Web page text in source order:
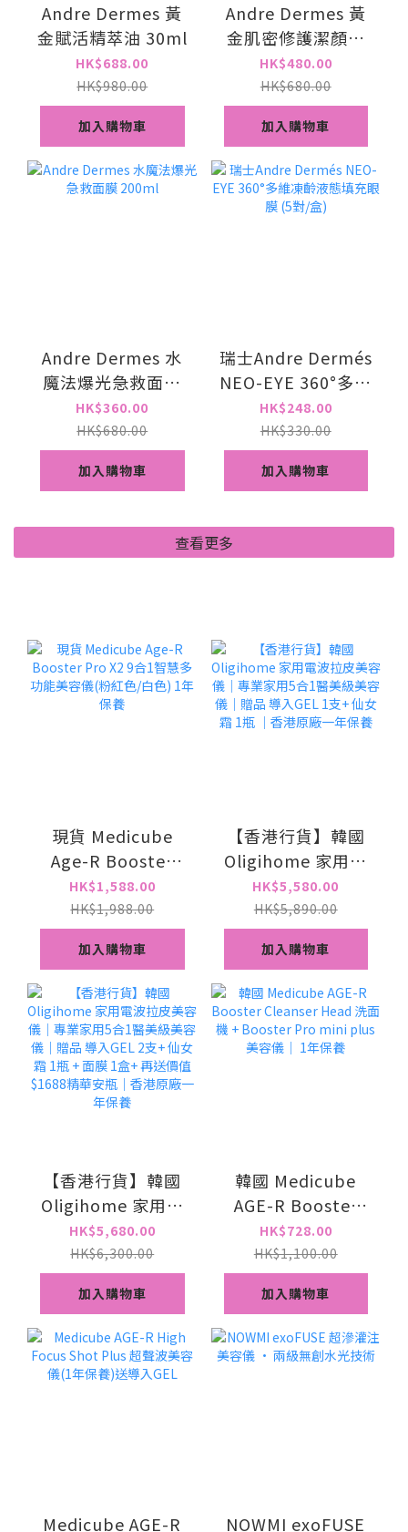
Andre Dermes 黃
金賦活精萃油 30ml
HK$688.00
HK$980.00
加入購物車
Andre Dermes 黃
金肌密修護潔顏乳
120ml
HK$480.00
HK$680.00
加入購物車
Andre Dermes 水
魔法爆光急救面膜
200ml
HK$360.00
HK$680.00
加入購物車
瑞士Andre Dermés
NEO-EYE 360°多維
凍齡液態填充眼膜
(5對/盒)
HK$248.00
HK$330.00
加入購物車
查看更多
現貨 Medicube
Age-R Booster
Pro X2 9合1智慧多
功能美容儀(粉紅色/
白色) 1年保養
HK$1,588.00
HK$1,988.00
加入購物車
【香港行貨】韓國
Oligihome 家用電
波拉皮美容儀｜專
業家用5合1醫美級
美容儀｜贈品 導入
GEL 1支+ 仙女霜 1
瓶 ｜香港原廠一年
保養
HK$5,580.00
HK$5,890.00
加入購物車
【香港行貨】韓國
Oligihome 家用電
波拉皮美容儀｜專
業家用5合1醫美級
美容儀｜贈品 導入
GEL 2支+ 仙女霜 1
瓶 + 面膜 1盒+ 再送
價值$1688精華安瓶
｜香港原廠一年保
HK$5,680.00
HK$6,300.00
加入購物車
韓國 Medicube
AGE-R Booster
Cleanser Head 洗
面機 + Booster
Pro mini plus 美容
儀｜ 1年保養
HK$728.00
HK$1,100.00
加入購物車
Medicube AGE-R NOWMI exoFUSE